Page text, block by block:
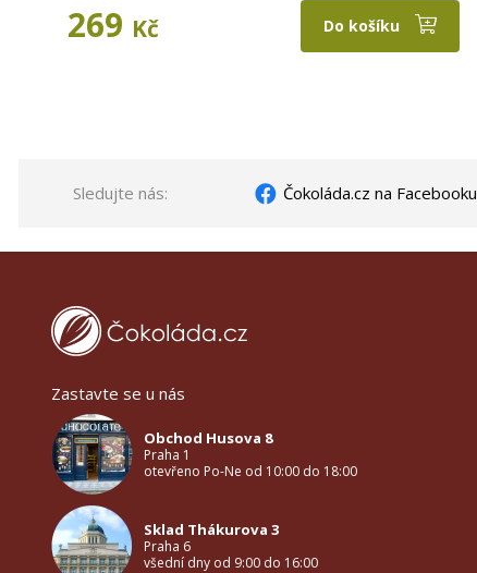
269 Kč Do košíku
Sledujte nás: Čokoláda.cz na Facebooku
Zastavte se u nás
Obchod Husova 8
Praha 1
otevřeno Po-Ne od 10:00 do 18:00
Sklad Thákurova 3
Praha 6
všední dny od 9:00 do 16:00